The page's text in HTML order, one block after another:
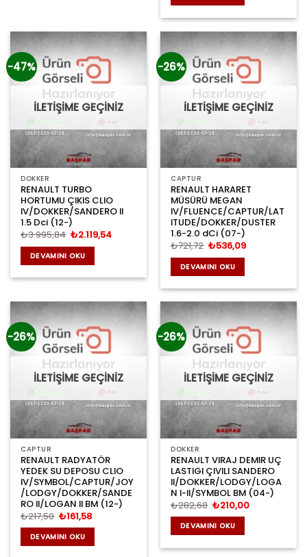
-47%
İLETİŞİME GEÇİNİZ
DOKKER
RENAULT TURBO
HORTUMU ÇIKIS CLIO
IV/DOKKER/SANDERO II
1.5 Dci (12-)
₺3.995,84 Orijinal
fiyat:
₺3.995,84.
₺2.119,54Şu
DEVAMINI OKU
-26%
İLETİŞİME GEÇİNİZ
CAPTUR
RENAULT HARARET
MÜSÜRÜ MEGAN
IV/FLUENCE/CAPTUR/LAT
ITUDE/DOKKER/DUSTER
1.6-2.0 dCi (07-)
₺721,72 Orijinal
fiyat:
₺721,72.
₺536,09Şu
DEVAMINI OKU
-26%
İLETİŞİME GEÇİNİZ
CAPTUR
RENAULT RADYATÖR
YEDEK SU DEPOSU CLIO
IV/SYMBOL/CAPTUR/JOY
/LODGY/DOKKER/SANDE
RO II/LOGAN II BM (12-)
₺217,50 Orijinal
fiyat:
₺217,50.
₺161,58Şu
DEVAMINI OKU
-26%
İLETİŞİME GEÇİNİZ
DOKKER
RENAULT VIRAJ DEMIR UÇ
LASTIGI ÇIVILI SANDERO
II/DOKKER/LODGY/LOGA
N I-II/SYMBOL BM (04-)
₺282,68 Orijinal
fiyat:
₺282,68.
₺210,00Şu
DEVAMINI OKU